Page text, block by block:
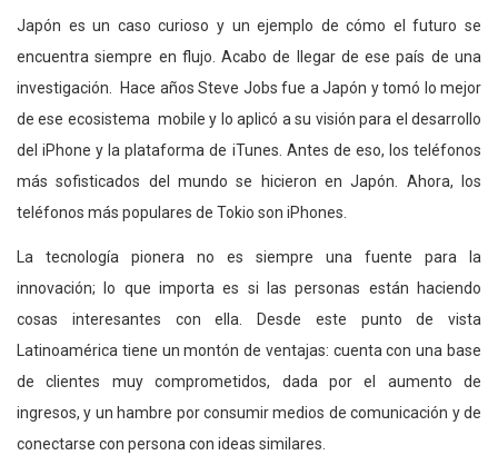
Japón es un caso curioso y un ejemplo de cómo el futuro se
encuentra siempre en flujo. Acabo de llegar de ese país de una
investigación. Hace años Steve Jobs fue a Japón y tomó lo mejor
de ese ecosistema mobile y lo aplicó a su visión para el desarrollo
del iPhone y la plataforma de iTunes. Antes de eso, los teléfonos
más sofisticados del mundo se hicieron en Japón. Ahora, los
teléfonos más populares de Tokio son iPhones.
La tecnología pionera no es siempre una fuente para la
innovación; lo que importa es si las personas están haciendo
cosas interesantes con ella. Desde este punto de vista
Latinoamérica tiene un montón de ventajas: cuenta con una base
de clientes muy comprometidos, dada por el aumento de
ingresos, y un hambre por consumir medios de comunicación y de
conectarse con persona con ideas similares.